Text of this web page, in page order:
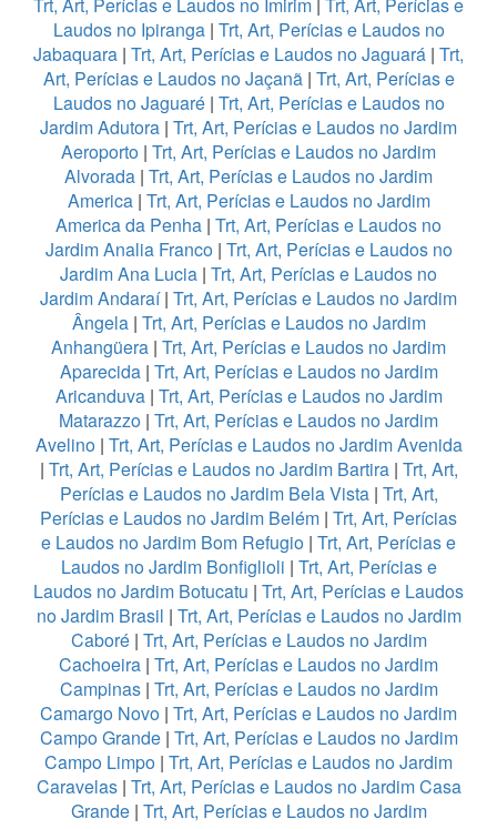
Trt, Art, Perícias e Laudos no Imirim | Trt, Art, Perícias e
Laudos no Ipiranga| Trt, Art, Perícias e Laudos no
Jabaquara | Trt, Art, Perícias e Laudos no Jaguará | Trt,
Art, Perícias e Laudos no Jaçanã| Trt, Art, Perícias e
Laudos no Jaguaré| Trt, Art, Perícias e Laudos no
Jardim Adutora | Trt, Art, Perícias e Laudos no Jardim
Aeroporto | Trt, Art, Perícias e Laudos no Jardim
Alvorada | Trt, Art, Perícias e Laudos no Jardim
America| Trt, Art, Perícias e Laudos no Jardim
America da Penha | Trt, Art, Perícias e Laudos no
Jardim Analia Franco| Trt, Art, Perícias e Laudos no
Jardim Ana Lucia | Trt, Art, Perícias e Laudos no
Jardim Andaraí| Trt, Art, Perícias e Laudos no Jardim
Ângela| Trt, Art, Perícias e Laudos no Jardim
Anhangüera | Trt, Art, Perícias e Laudos no Jardim
Aparecida| Trt, Art, Perícias e Laudos no Jardim
Aricanduva| Trt, Art, Perícias e Laudos no Jardim
Matarazzo | Trt, Art, Perícias e Laudos no Jardim
Avelino| Trt, Art, Perícias e Laudos no Jardim Avenida
| Trt, Art, Perícias e Laudos no Jardim Bartira| Trt, Art,
Perícias e Laudos no Jardim Bela Vista| Trt, Art,
Perícias e Laudos no Jardim Belém | Trt, Art, Perícias
e Laudos no Jardim Bom Refugio | Trt, Art, Perícias e
Laudos no Jardim Bonfiglioli | Trt, Art, Perícias e
Laudos no Jardim Botucatu | Trt, Art, Perícias e Laudos
no Jardim Brasil | Trt, Art, Perícias e Laudos no Jardim
Caboré| Trt, Art, Perícias e Laudos no Jardim
Cachoeira | Trt, Art, Perícias e Laudos no Jardim
Campinas| Trt, Art, Perícias e Laudos no Jardim
Camargo Novo | Trt, Art, Perícias e Laudos no Jardim
Campo Grande| Trt, Art, Perícias e Laudos no Jardim
Campo Limpo | Trt, Art, Perícias e Laudos no Jardim
Caravelas| Trt, Art, Perícias e Laudos no Jardim Casa
Grande| Trt, Art, Perícias e Laudos no Jardim